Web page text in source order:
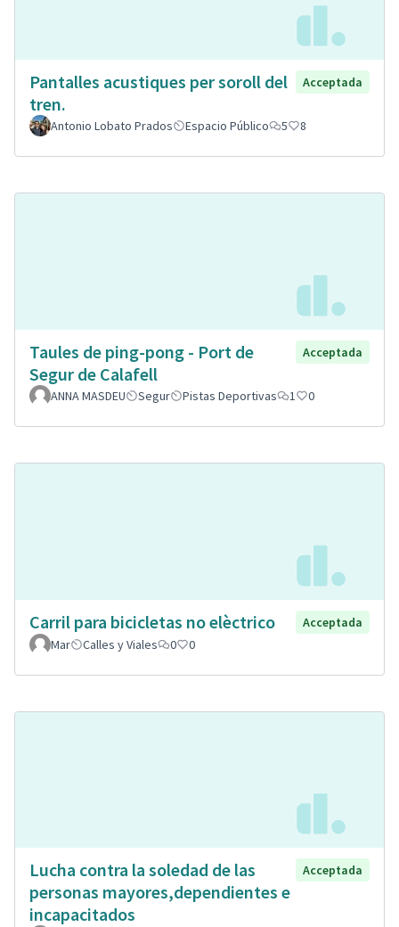
Pantalles acustiques per soroll del
tren.
Acceptada
Antonio Lobato Prados Espacio Público 5 8
Taules de ping-pong - Port de
Segur de Calafell
Acceptada
ANNA MASDEU Segur Pistas Deportivas 1 0
Carril para bicicletas no elèctrico
Acceptada
Mar
Calles y Viales 0 0
Lucha contra la soledad de las
personas mayores,dependientes e
incapacitados
Acceptada